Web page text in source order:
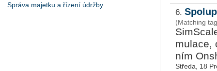
Správa majetku a řízení údržby
6.
(Matching
mu­la­ce,
ním
Středa, 18